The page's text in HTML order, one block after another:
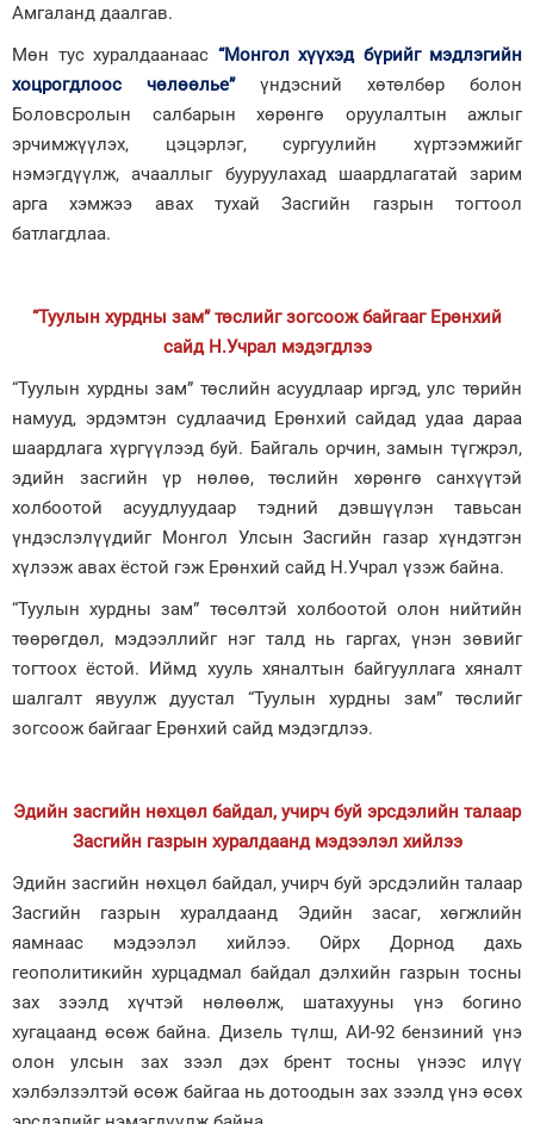
Амгаланд даалгав.
Мөн тус хуралдаанаас “Монгол хүүхэд бүрийг мэдлэгийн
хоцрогдлоос чөлөөлье”үндэсний хөтөлбөр болон
Боловсролын салбарын хөрөнгө оруулалтын ажлыг
эрчимжүүлэх, цэцэрлэг, сургуулийн хүртээмжийг
нэмэгдүүлж, ачааллыг бууруулахад шаардлагатай зарим
арга хэмжээ авах тухай Засгийн газрын тогтоол
батлагдлаа.
“Туулын хурдны зам” төслийг зогсоож байгааг Ерөнхий
сайд Н.Учрал мэдэгдлээ
“Туулын хурдны зам” төслийн асуудлаар иргэд, улс төрийн
намууд, эрдэмтэн судлаачид Ерөнхий сайдад удаа дараа
шаардлага хүргүүлээд буй. Байгаль орчин, замын түгжрэл,
эдийн засгийн үр нөлөө, төслийн хөрөнгө санхүүтэй
холбоотой асуудлуудаар тэдний дэвшүүлэн тавьсан
үндэслэлүүдийг Монгол Улсын Засгийн газар хүндэтгэн
хүлээж авах ёстой гэж Ерөнхий сайд Н.Учрал үзэж байна.
“Туулын хурдны зам” төсөлтэй холбоотой олон нийтийн
төөрөгдөл, мэдээллийг нэг талд нь гаргах, үнэн зөвийг
тогтоох ёстой. Иймд хууль хяналтын байгууллага хяналт
шалгалт явуулж дуустал “Туулын хурдны зам” төслийг
зогсоож байгааг Ерөнхий сайд мэдэгдлээ.
Эдийн засгийн нөхцөл байдал, учирч буй эрсдэлийн талаар
Засгийн газрын хуралдаанд мэдээлэл хийлээ
Эдийн засгийн нөхцөл байдал, учирч буй эрсдэлийн талаар
Засгийн газрын хуралдаанд Эдийн засаг, хөгжлийн
яамнаас мэдээлэл хийлээ. Ойрх Дорнод дахь
геополитикийн хурцадмал байдал дэлхийн газрын тосны
зах зээлд хүчтэй нөлөөлж, шатахууны үнэ богино
хугацаанд өсөж байна. Дизель түлш, АИ-92 бензиний үнэ
олон улсын зах зээл дэх брент тосны үнээс илүү
хэлбэлзэлтэй өсөж байгаа нь дотоодын зах зээлд үнэ өсөх